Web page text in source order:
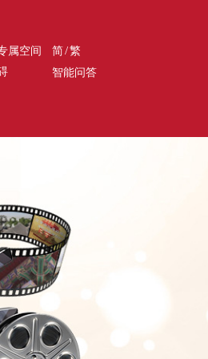
属空间 简/繁
智能问答